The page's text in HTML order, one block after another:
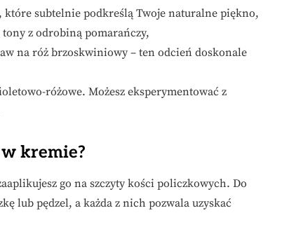
które subtelnie podkreślą Twoje naturalne piękno,
z odrobiną pomarańczy,
na róż brzoskwiniowy – ten odcień doskonale
różowe. Możesz eksperymentować z
kremie?
go na szczyty kości policzkowych. Do
lub pędzel, a każda z nich pozwala uzyskać